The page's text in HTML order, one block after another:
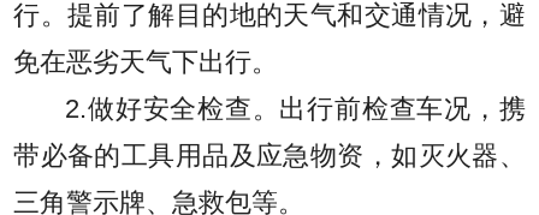
行。提前了解目的地的天气和交通情况，避
免在恶劣天气下出行。
2.做好安全检查。出行前检查车况，携
带必备的工具用品及应急物资，如灭火器、
三角警示牌、急救包等。